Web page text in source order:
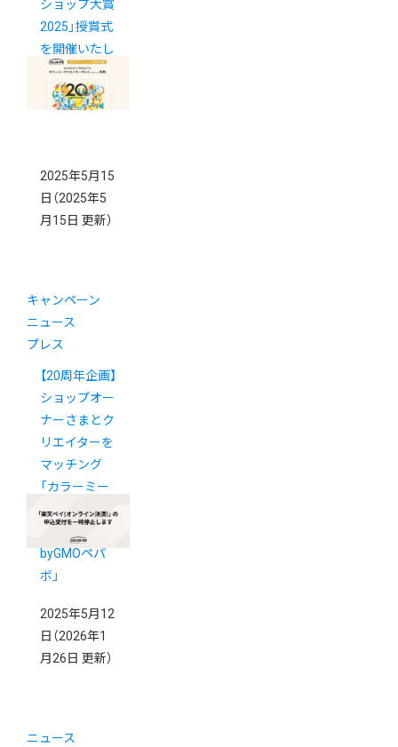
ショップ大賞
2025」授賞式
を開催いたし
ました
2025年5月15
日 （2025年5
月15日 更新）
キャンペーン
ニュース
プレス
【20周年企画】
ショップオー
ナーさまとク
リエイターを
マッチング
「カラーミー
クリエイター
byGMOペパ
ボ」
2025年5月12
日 （2026年1
月26日 更新）
ニュース